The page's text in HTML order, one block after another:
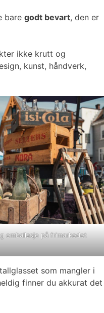
bare godt bevart, den er
ikke krutt og
kunst, håndverk,
emballasje på frimarkedet
som mangler i
finner du akkurat det